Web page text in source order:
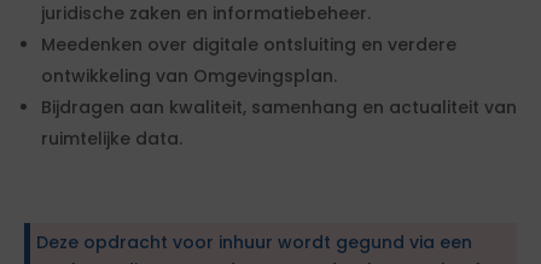
juridische zaken en informatiebeheer.
Meedenken over digitale ontsluiting en verdere
ontwikkeling van Omgevingsplan.
Bijdragen aan kwaliteit, samenhang en actualiteit van
ruimtelijke data.
Deze opdracht voor inhuur wordt gegund via een